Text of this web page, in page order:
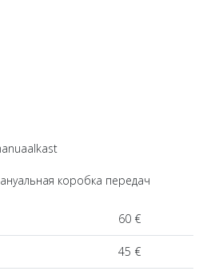
коробка передач
60 €
45 €